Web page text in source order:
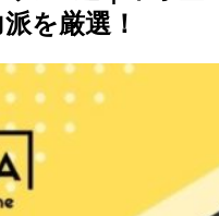
を厳選！